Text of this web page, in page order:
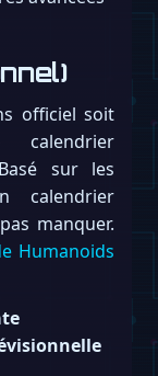
officiel soit
sur les
calendrier
manquer.
Humanoids